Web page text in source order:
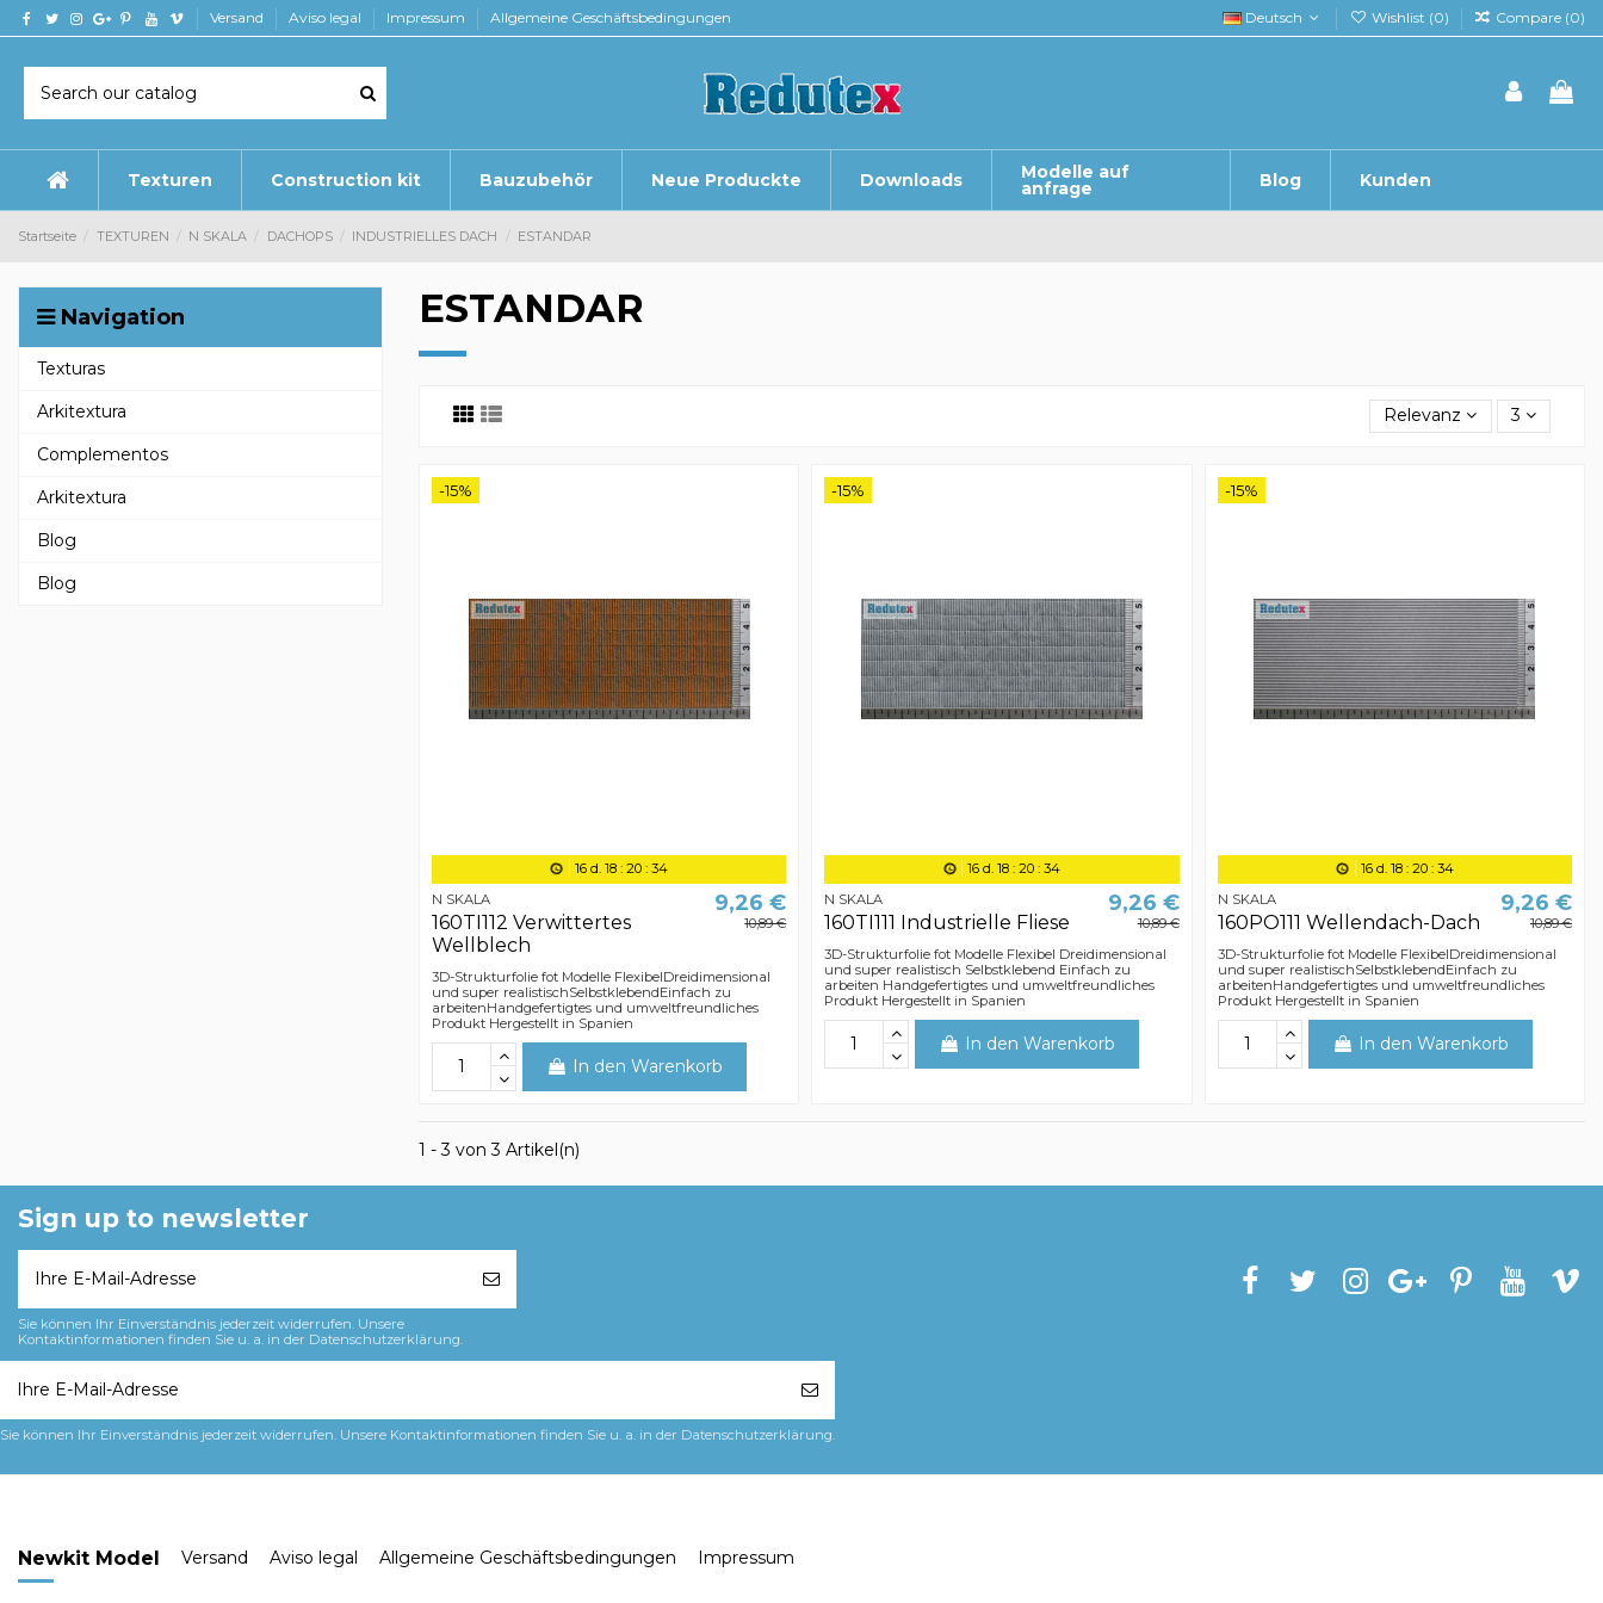
Versand Aviso legal Impressum Allgemeine Geschäftsbedingungen Deutsch Wishlist (0) Compare (0)
Texturen Construction kit Bauzubehör Neue Produckte Downloads Modelle auf
anfrage Blog Kunden
Startseite TEXTUREN N SKALA DACHOPS INDUSTRIELLES DACH ESTANDAR
ESTANDAR
Relevanz 3
-15%
16 d. 18 :20 :33
N SKALA
160TI112 Verwittertes
Wellblech
9,26 €
10,89 €
3D-Strukturfolie fot Modelle FlexibelDreidimensional
und super realistischSelbstklebendEinfach zu
arbeitenHandgefertigtes und umweltfreundliches
Produkt Hergestellt in Spanien
In den Warenkorb
-15%
16 d. 18 :20 :33
N SKALA
160TI111 Industrielle Fliese
9,26 €
10,89 €
3D-Strukturfolie fot Modelle Flexibel Dreidimensional
und super realistisch Selbstklebend Einfach zu
arbeiten Handgefertigtes und umweltfreundliches
Produkt Hergestellt in Spanien
In den Warenkorb
-15%
16 d. 18 :20 :33
N SKALA
160PO111 Wellendach-Dach
9,26 €
10,89 €
3D-Strukturfolie fot Modelle FlexibelDreidimensional
und super realistischSelbstklebendEinfach zu
arbeitenHandgefertigtes und umweltfreundliches
Produkt Hergestellt in Spanien
In den Warenkorb
1 - 3 von 3 Artikel(n)
Navigation
Texturas
Arkitextura
Complementos
Arkitextura
Blog
Blog
Sign up to newsletter
Sie können Ihr Einverständnis jederzeit widerrufen. Unsere
Kontaktinformationen finden Sie u. a. in der Datenschutzerklärung.
Sie können Ihr Einverständnis jederzeit widerrufen. Unsere Kontaktinformationen finden Sie u. a. in der Datenschutzerklärung.
Newkit Model Versand Aviso legal Allgemeine Geschäftsbedingungen Impressum